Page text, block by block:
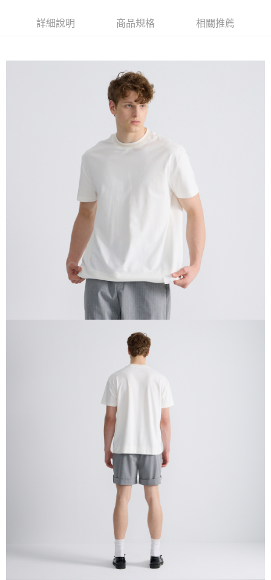
※ 請注意：結帳手續完成當下不需立刻繳費，但若您需要取消訂單，請聯絡
購買商品的店家。未經商家同意取消之訂單仍視為有效，需透過AFTEE先享
是否繳費成功／繳費後需取消欲退款等相關疑問，請聯繫「AFTEE先享後付
https://netprotections.freshdesk.com/support/home
１．透過由恩沛科技股份有限公司提供之「AFTEE先享後付」服務完成之交
易，需依本服務之必要範圍內提供個人資料，並將交易相關給付款項請求債
權轉讓予恩沛科技股份有限公司。
２．關於個人資料處理事宜，請瀏覽以下網址：
https://aftee.tw/terms/#terms3
３．未成年的使用者請事先徵得法定代理人或監護人之同意方可使用
４．使用「AFTEE先享後付」時，將依據個別帳號之用戶狀況，依本公司即
時審查核予不同之上限額度；若仍有額度不足之情形，本公司將視審查結果
請求用戶進行身份認證。
５．嚴禁一人註冊多個帳號或使用他人資訊註冊。若發現惡意使用之情形，
恩沛科技股份有限公司將有權停止該用戶之使用額度並採取法律行動。
詳細說明 商品規格 相關推薦